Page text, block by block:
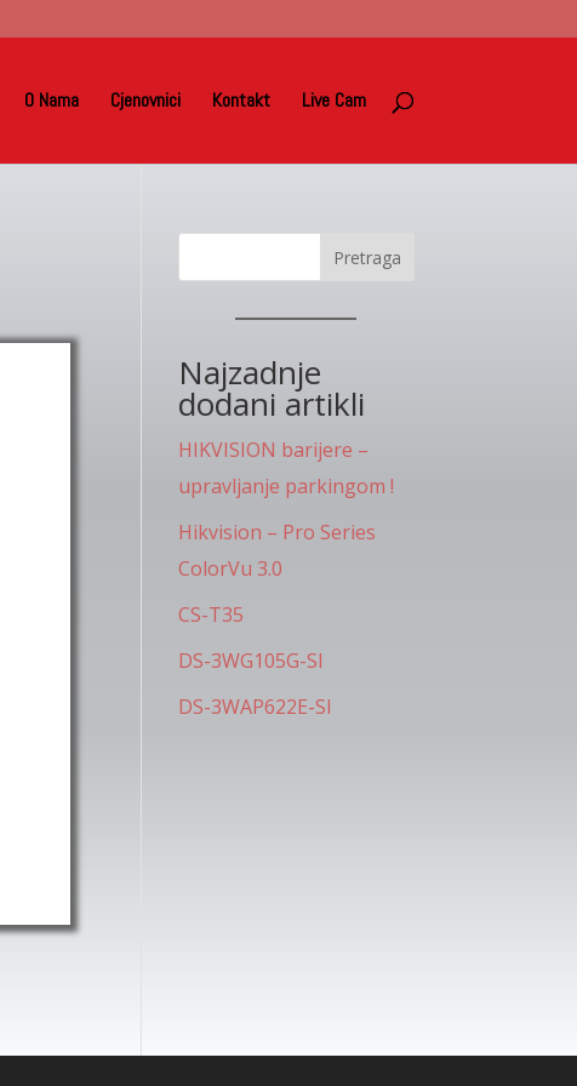
O Nama Cjenovnici Kontakt Live Cam
Pretraga
Najzadnje
dodani artikli
HIKVISION barijere –
upravljanje parkingom !
Hikvision – Pro Series
ColorVu 3.0
CS-T35
DS-3WG105G-SI
DS-3WAP622E-SI